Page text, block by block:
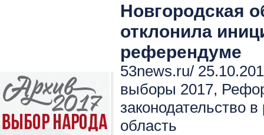
Новгородская
отклонила
референдуме
53news.ru/
выборы 2017,
законодательство в
область